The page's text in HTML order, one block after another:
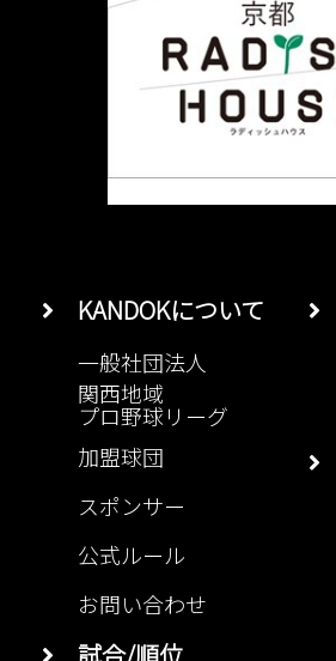
KANDOKについて
一般社団法人
関西地域
プロ野球リーグ
加盟球団
スポンサー
公式ルール
お問い合わせ